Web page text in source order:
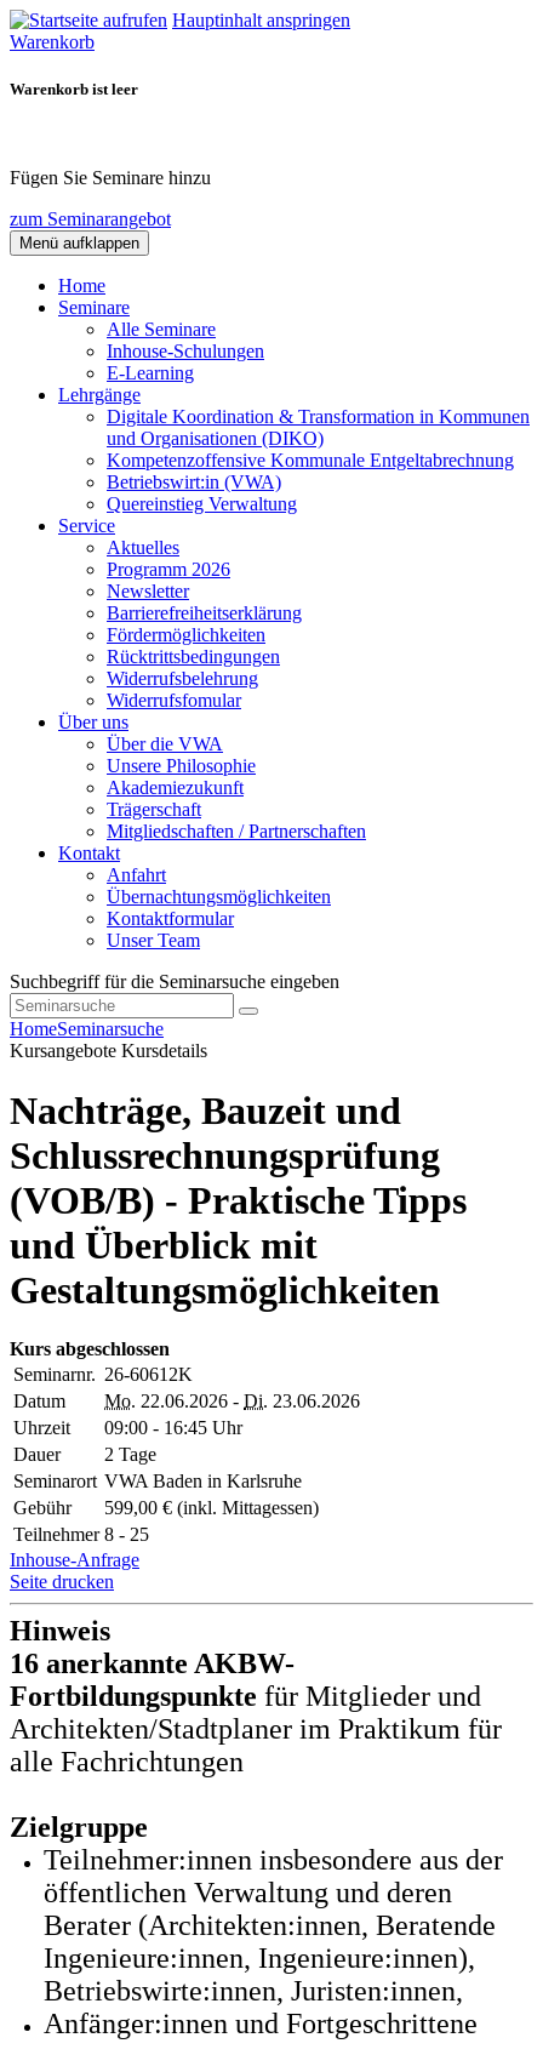
Hauptinhalt anspringen
Warenkorb
Warenkorb ist leer
Fügen Sie Seminare hinzu
zum Seminarangebot
Menü aufklappen
Home
Seminare
Alle Seminare
Inhouse-Schulungen
E-Learning
Lehrgänge
Digitale Koordination & Transformation in Kommunen
und Organisationen (DIKO)
Kompetenzoffensive Kommunale Entgeltabrechnung
Betriebswirt:in (VWA)
Quereinstieg Verwaltung
Service
Aktuelles
Programm 2026
Newsletter
Barrierefreiheitserklärung
Fördermöglichkeiten
Rücktrittsbedingungen
Widerrufsbelehrung
Widerrufsfomular
Über uns
Über die VWA
Unsere Philosophie
Akademiezukunft
Trägerschaft
Mitgliedschaften / Partnerschaften
Kontakt
Anfahrt
Übernachtungsmöglichkeiten
Kontaktformular
Unser Team
Suchbegriff für die Seminarsuche eingeben
HomeSeminarsuche
Kursangebote Kursdetails
Nachträge, Bauzeit und
Schlussrechnungsprüfung
(VOB/B) - Praktische Tipps
und Überblick mit
Gestaltungsmöglichkeiten
Kurs abgeschlossen
Seminarnr. 26-60612K
Datum
Mo. 22.06.2026 - Di. 23.06.2026
Uhrzeit
09:00 - 16:45 Uhr
Dauer
2 Tage
Seminarort VWA Baden in Karlsruhe
Gebühr
599,00 € (inkl. Mittagessen)
Teilnehmer 8 - 25
Inhouse-Anfrage
Seite drucken
Hinweis
16 anerkannte AKBW-
Fortbildungspunkte für Mitglieder und
Architekten/Stadtplaner im Praktikum für
alle Fachrichtungen
Zielgruppe
Teilnehmer:innen insbesondere aus der
öffentlichen Verwaltung und deren
Berater (Architekten:innen, Beratende
Ingenieure:innen, Ingenieure:innen),
Betriebswirte:innen, Juristen:innen,
Anfänger:innen und Fortgeschrittene